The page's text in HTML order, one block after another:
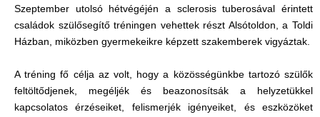
Szeptember utolsó hétvégéjén a sclerosis tuberosával érintett
családok szülősegítő tréningen vehettek részt Alsótoldon, a Toldi
Házban, miközben gyermekeikre képzett szakemberek vigyáztak.
A tréning fő célja az volt, hogy a közösségünkbe tartozó szülők
feltöltődjenek, megéljék és beazonosítsák a helyzetükkel
kapcsolatos érzéseiket, felismerjék igényeiket, és eszközöket